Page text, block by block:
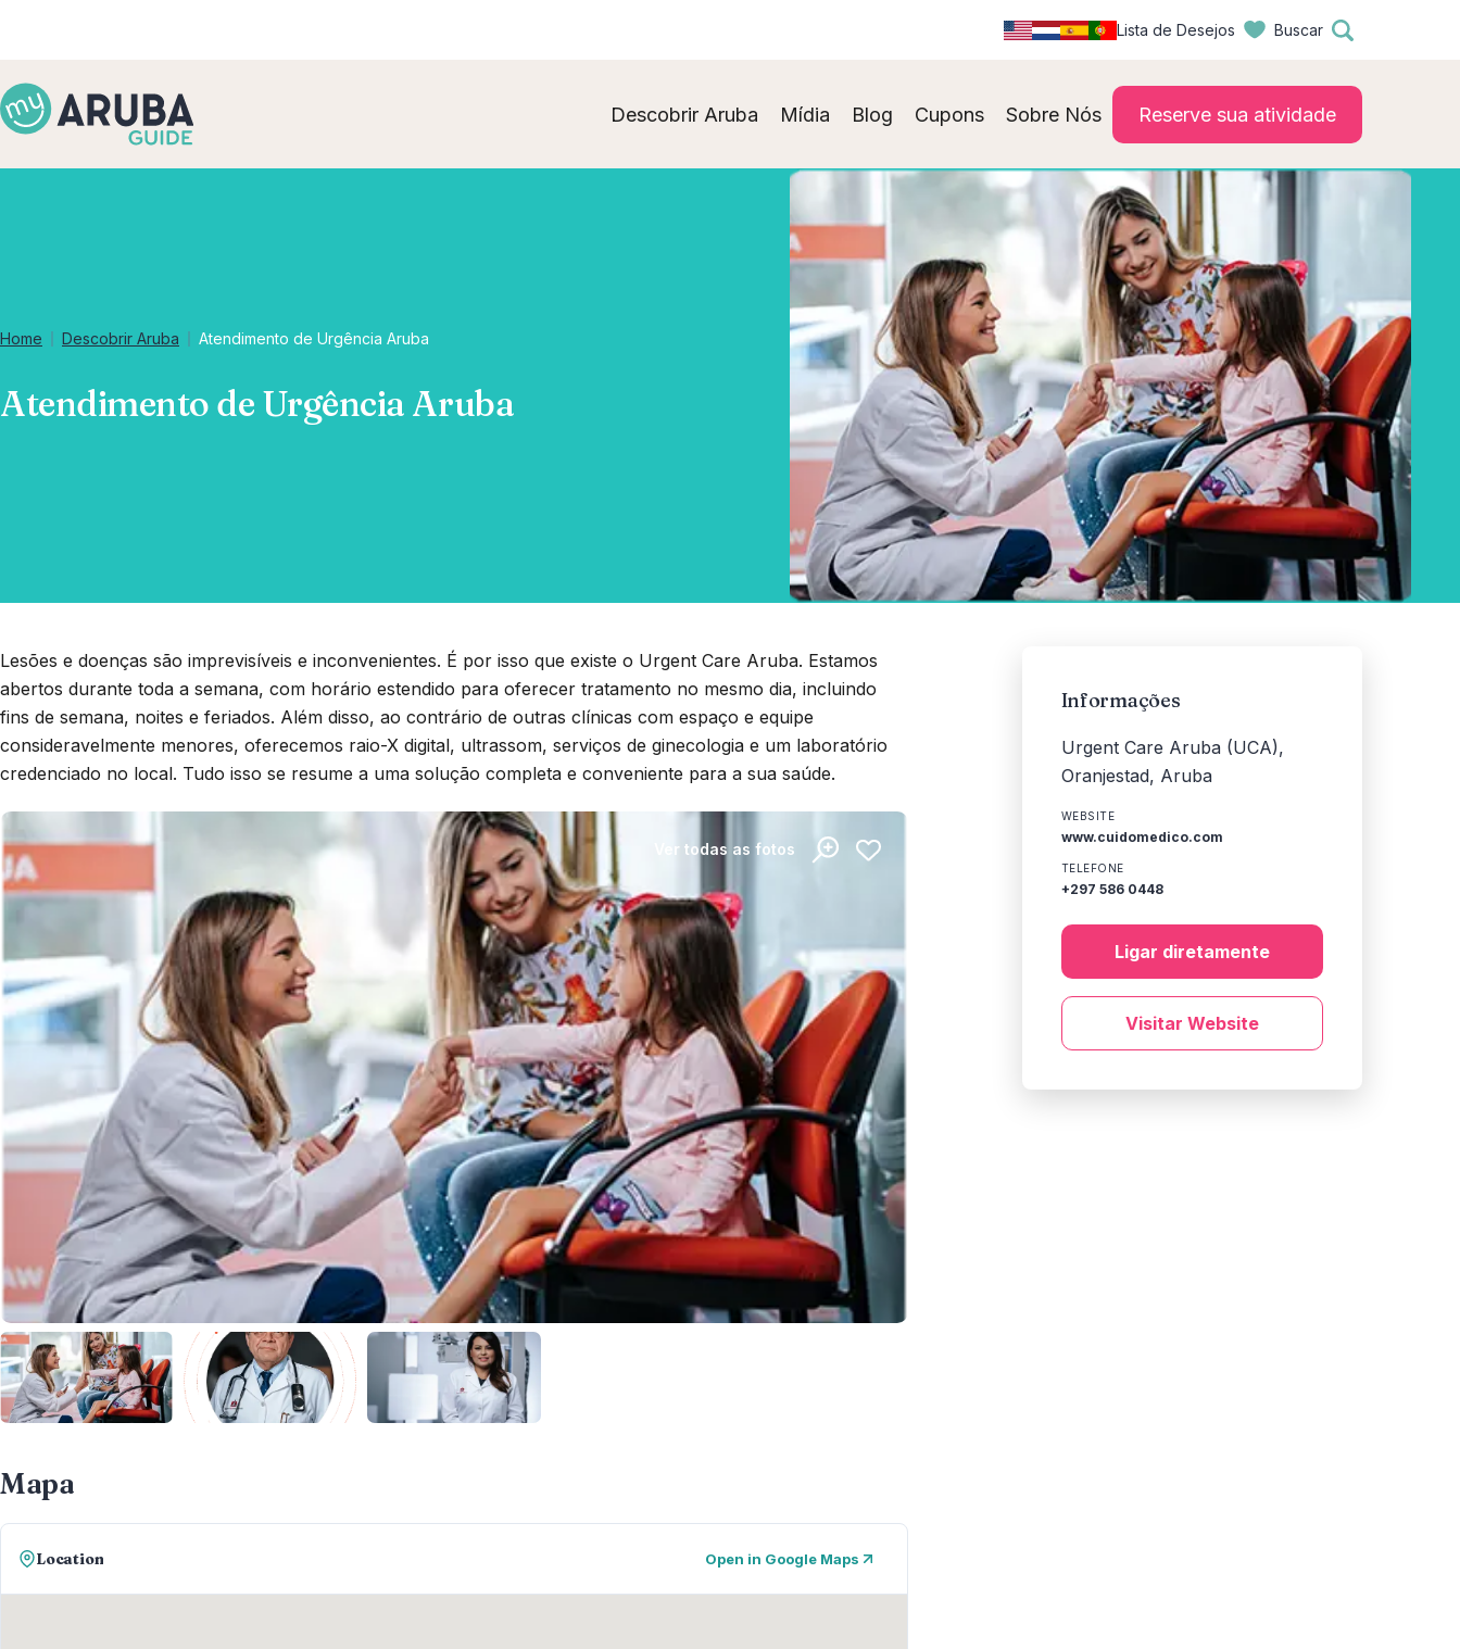
Lista de Desejos Buscar
Descobrir Aruba Mídia Blog Cupons Sobre Nós Reserve sua atividade
Home Descobrir Aruba Atendimento de Urgência Aruba
Atendimento de Urgência Aruba
Lesões e doenças são imprevisíveis e inconvenientes. É por isso que existe o Urgent Care Aruba. Estamos
abertos durante toda a semana, com horário estendido para oferecer tratamento no mesmo dia, incluindo
fins de semana, noites e feriados. Além disso, ao contrário de outras clínicas com espaço e equipe
consideravelmente menores, oferecemos raio-X digital, ultrassom, serviços de ginecologia e um laboratório
credenciado no local. Tudo isso se resume a uma solução completa e conveniente para a sua saúde.
Ver todas as fotos
Mapa
Location Open in Google Maps
Informações
Urgent Care Aruba (UCA),
Oranjestad, Aruba
WEBSITE
www.cuidomedico.com
TELEFONE
+297 586 0448
Ligar diretamente
Visitar Website